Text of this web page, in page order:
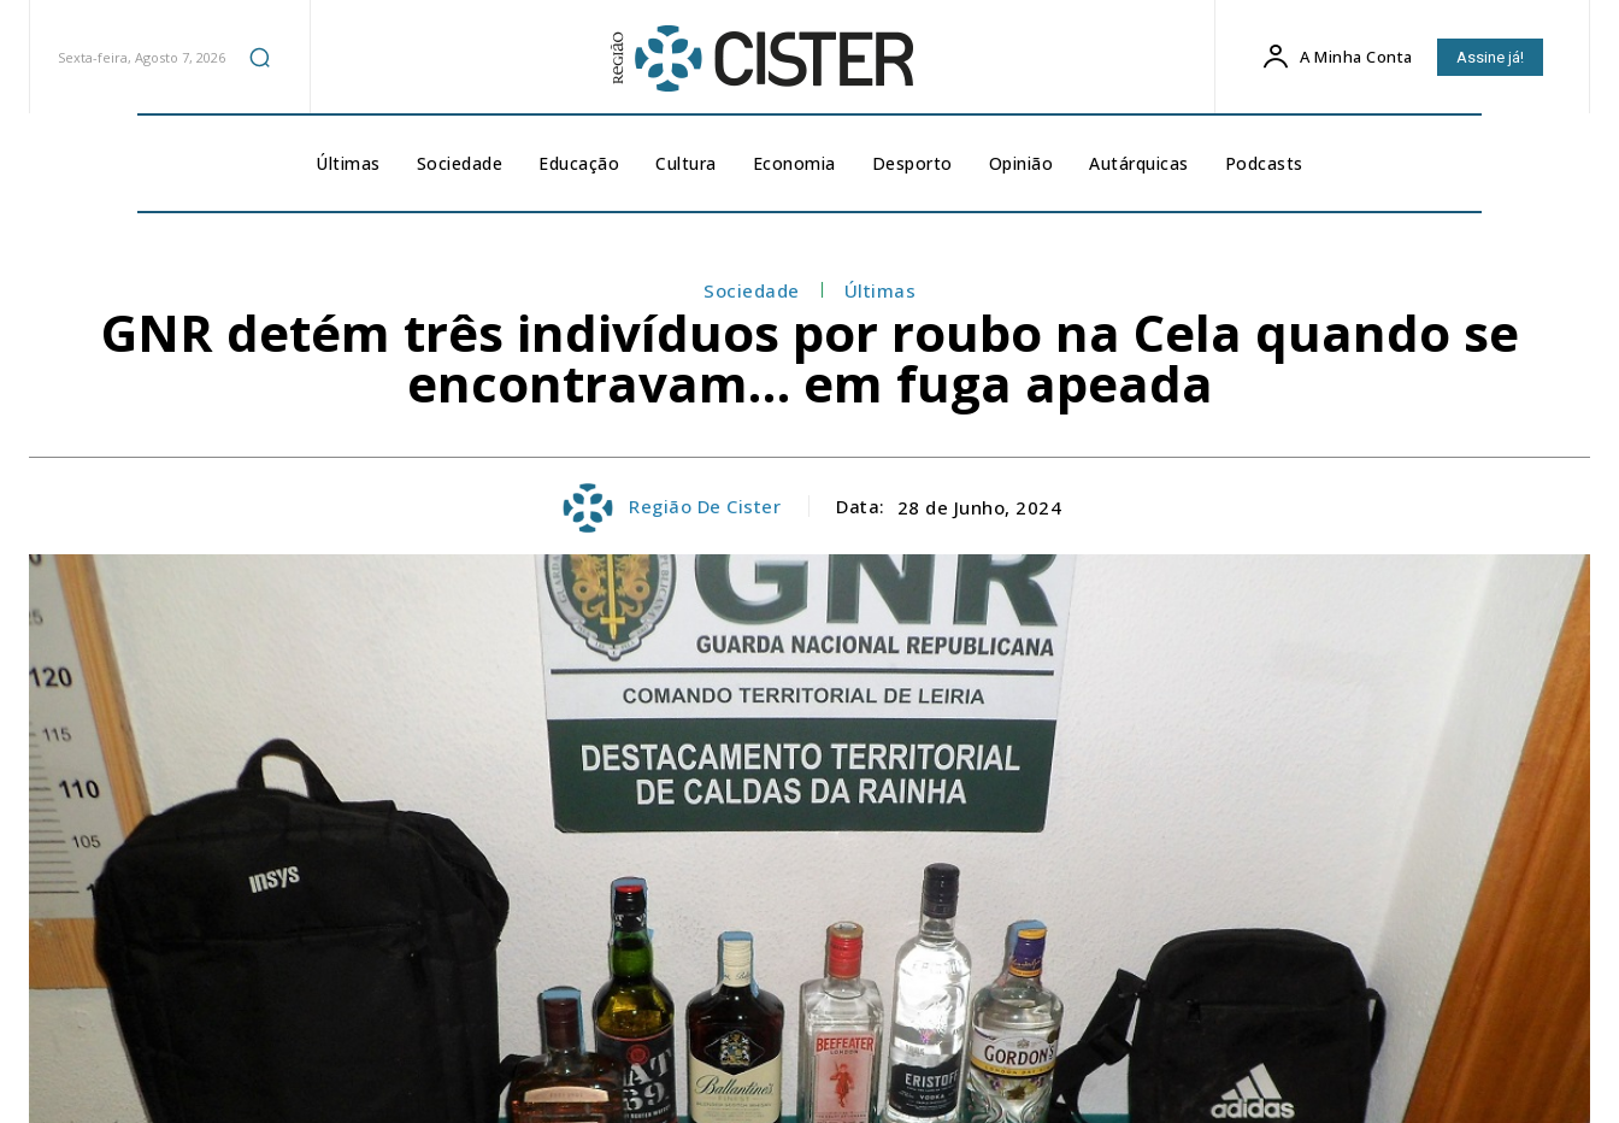
Sexta-feira, Agosto 7, 2026 A Minha Conta Assine já!
Últimas Sociedade Educação Cultura Economia Desporto Opinião Autárquicas Podcasts
Sociedade Últimas
GNR detém três indivíduos por roubo na Cela quando se
encontravam… em fuga apeada
Região De Cister Data: 28 de Junho, 2024